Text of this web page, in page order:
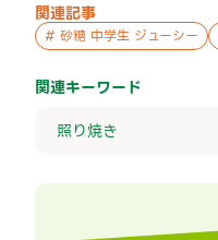
関連記事
# 砂糖 中学生 ジューシー
関連キーワード
照り焼き